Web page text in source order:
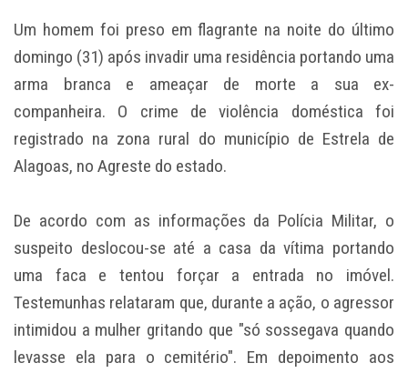
Um homem foi preso em flagrante na noite do último
domingo (31) após invadir uma residência portando uma
arma branca e ameaçar de morte a sua ex-
companheira. O crime de violência doméstica foi
registrado na zona rural do município de Estrela de
Alagoas, no Agreste do estado.
De acordo com as informações da Polícia Militar, o
suspeito deslocou-se até a casa da vítima portando
uma faca e tentou forçar a entrada no imóvel.
Testemunhas relataram que, durante a ação, o agressor
intimidou a mulher gritando que "só sossegava quando
levasse ela para o cemitério". Em depoimento aos